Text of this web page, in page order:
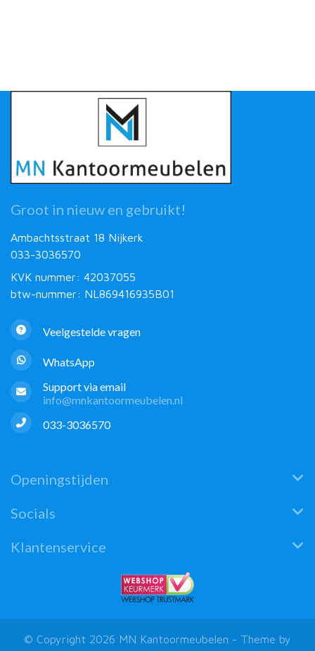
Groot in nieuw en gebruikt!
Ambachtsstraat 18 Nijkerk
033-3036570
KVK nummer: 42037055
btw-nummer: NL869416935B01
Veelgestelde vragen
WhatsApp
Support via email
info@mnkantoormeubelen.nl
033-3036570
Openingstijden
Socials
Klantenservice
© Copyright 2026 MN Kantoormeubelen - Theme by